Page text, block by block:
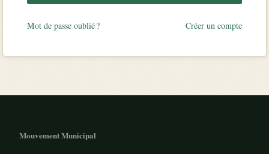
Mot de passe oublié ? Créer un compte
Mouvement Municipal